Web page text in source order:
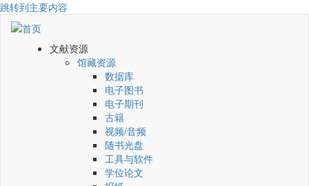
跳转到主要内容
文献资源
馆藏资源
数据库
电子图书
电子期刊
古籍
视频/音频
随书光盘
工具与软件
学位论文